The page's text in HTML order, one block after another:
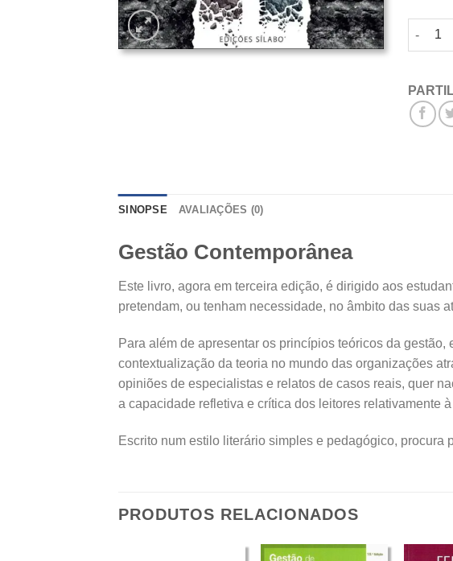
SINOPSE AVALIAÇÕES (0)
Gestão Contemporânea
Este livro, agora em terceira edição, é dirigido aos
pretendam, ou tenham necessidade, no âmbito das suas
Para além de apresentar os princípios teóricos da
contextualização da teoria no mundo das organizações
opiniões de especialistas e relatos de casos reais, quer
a capacidade refletiva e crítica dos leitores relativamente
Escrito num estilo literário simples e pedagógico, procura
PRODUTOS RELACIONADOS